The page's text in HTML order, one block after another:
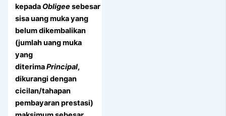
kepada Obligeesebesar
sisa uang muka yang
belum dikembalikan
(jumlah uang muka
yang
diterimaPrincipal,
dikurangi dengan
cicilan/tahapan
pembayaran prestasi)